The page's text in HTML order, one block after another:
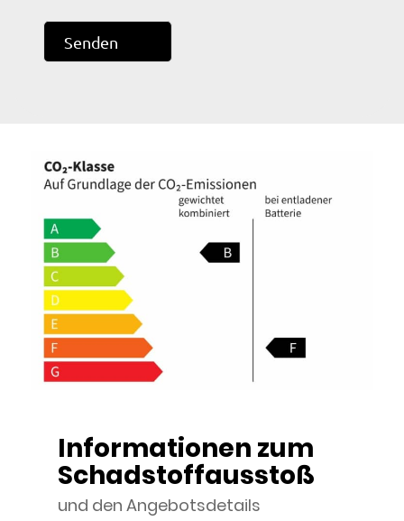
Informationen zum
Schadstoffausstoß
und den Angebotsdetails